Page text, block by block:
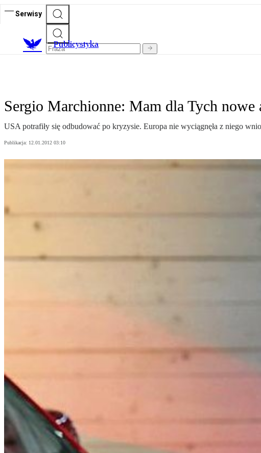
Serwisy
Publicystyka
Sergio Marchionne: Mam dla Tych nowe
USA potrafiły się odbudować po kryzysie. Europa nie wyciągnęła z niego
Publikacja: 12.01.2012 03:10